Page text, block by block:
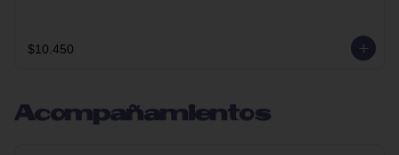
$10.450
Acompañamientos